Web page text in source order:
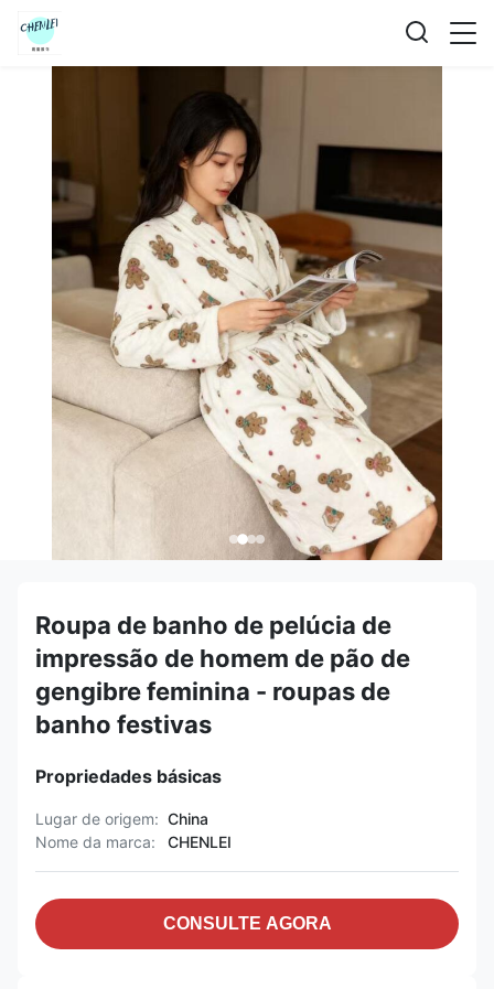
Roupa de banho de pelúcia de
impressão de homem de pão de
gengibre feminina - roupas de
banho festivas
Propriedades básicas
Lugar de origem: China
Nome da marca:
CHENLEI
CONSULTE AGORA